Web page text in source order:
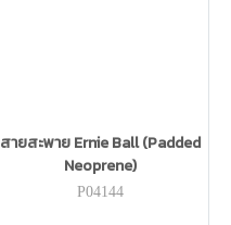
สายสะพาย Ernie Ball (Padded
Neoprene)
P04144